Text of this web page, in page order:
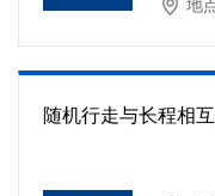
地
随机行走与长程相